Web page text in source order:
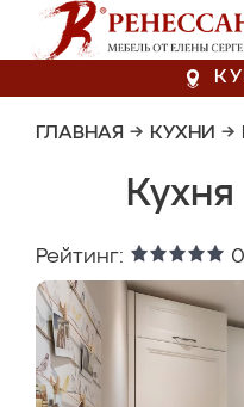
ГЛАВНАЯ → КУХНИ →
Рейтинг: